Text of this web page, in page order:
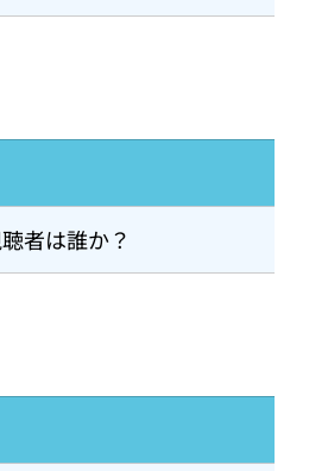
者は誰か？